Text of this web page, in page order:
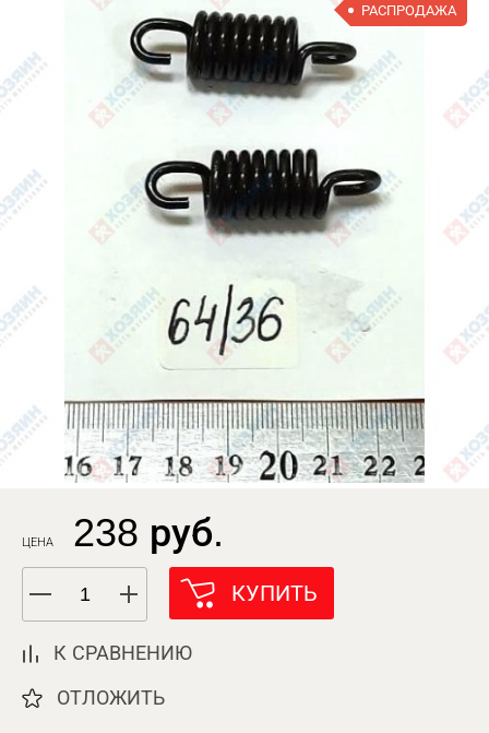
РАСПРОДАЖА
ЦЕНА 238 руб.
КУПИТЬ
К СРАВНЕНИЮ
ОТЛОЖИТЬ